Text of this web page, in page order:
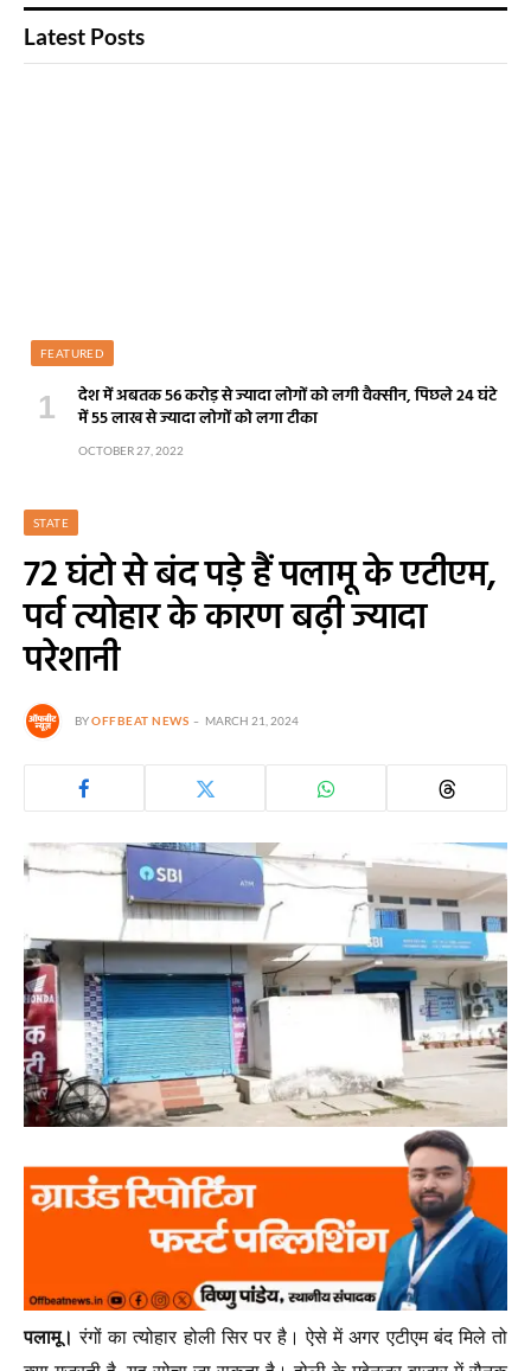
Latest Posts
FEATURED
देश में अबतक 56 करोड़ से ज्यादा लोगों को लगी वैक्सीन, पिछले 24 घंटे
में 55 लाख से ज्यादा लोगों को लगा टीका
OCTOBER 27, 2022
STATE
72 घंटो से बंद पड़े हैं पलामू के एटीएम,
पर्व त्योहार के कारण बढ़ी ज्यादा
परेशानी
BYOFFBEAT NEWS MARCH 21, 2024
पलामू। रंगों का त्योहार होली सिर पर है। ऐसे में अगर एटीएम बंद मिले तो